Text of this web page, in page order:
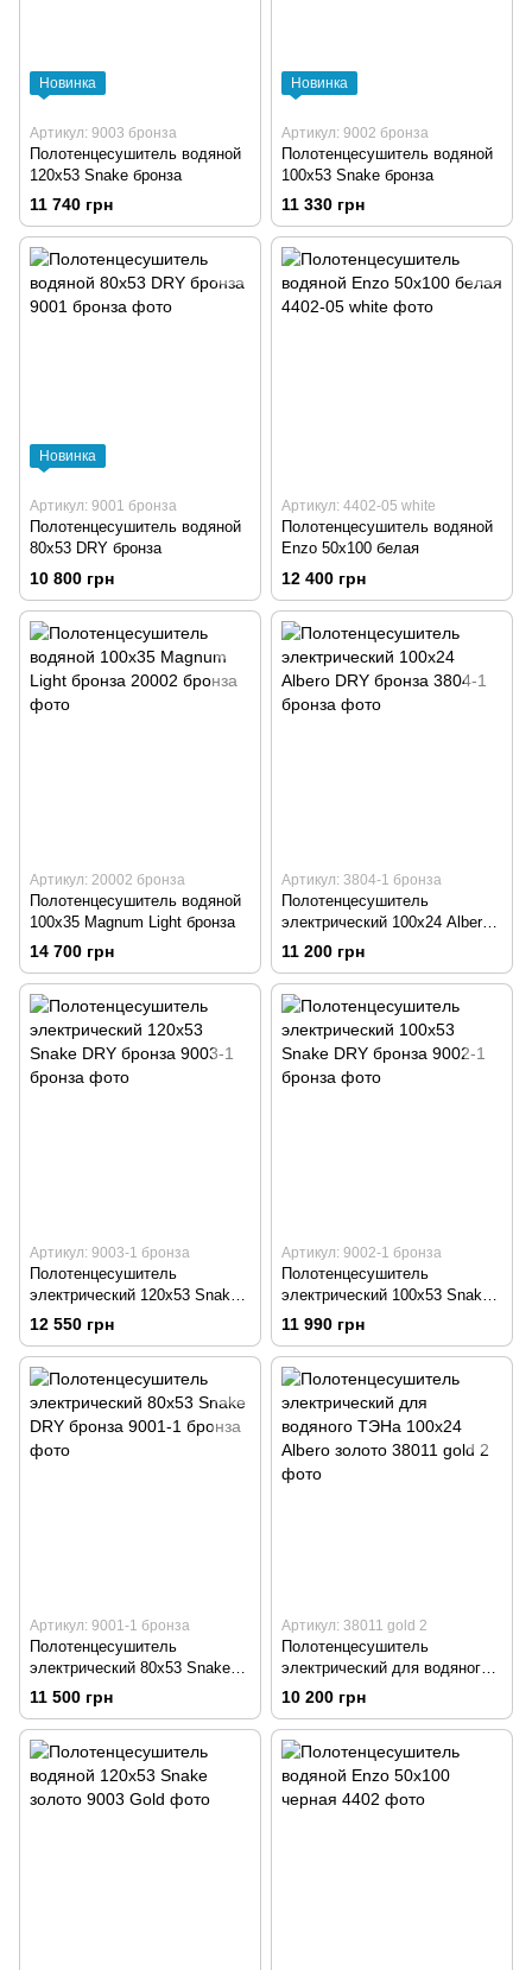
Новинка
Артикул: 9003 бронза
Полотенцесушитель водяной
120х53 Snake бронза
11 740 грн
Новинка
Артикул: 9002 бронза
Полотенцесушитель водяной
100х53 Snake бронза
11 330 грн
Новинка
Артикул: 9001 бронза
Полотенцесушитель водяной
80х53 DRY бронза
10 800 грн
Артикул: 4402-05 white
Полотенцесушитель водяной
Enzo 50х100 белая
12 400 грн
Артикул: 20002 бронза
Полотенцесушитель водяной
100х35 Magnum Light бронза
14 700 грн
Артикул: 3804-1 бронза
Полотенцесушитель
электрический 100х24 Albero
DRY бронза
11 200 грн
Артикул: 9003-1 бронза
Полотенцесушитель
электрический 120х53 Snake
DRY бронза
12 550 грн
Артикул: 9002-1 бронза
Полотенцесушитель
электрический 100х53 Snake
DRY бронза
11 990 грн
Артикул: 9001-1 бронза
Полотенцесушитель
электрический 80х53 Snake
DRY бронза
11 500 грн
Артикул: 38011 gold 2
Полотенцесушитель
электрический для водяного
ТЭНа 100х24 Albero золото
10 200 грн